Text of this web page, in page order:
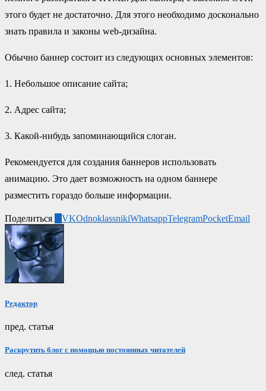
этого будет не достаточно. Для этого необходимо досконально
знать правила и законы web-дизайна.
Обычно баннер состоит из следующих основных элементов:
1. Небольшое описание сайта;
2. Адрес сайта;
3. Какой-нибудь запоминающийся слоган.
Рекомендуется для создания баннеров использовать
анимацию. Это дает возможность на одном баннере
разместить гораздо больше информации.
Поделиться VKOdnoklassnikiWhatsappTelegramPocketEmail
Редактор
пред. статья
Раскрутить блог с помощью постоянных читателей
след. статья